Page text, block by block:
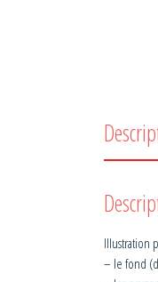
Illustration
– le fond